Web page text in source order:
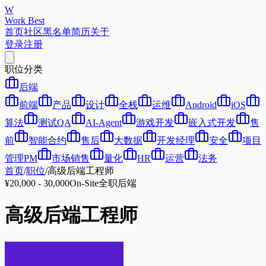
W
Work Best
首页社区黑名单简历关于
登录注册
职位分类
后端
前端
产品 设计 全栈 运维 Android
iOS
算法
测试QA AI-Agent 游戏开发 嵌入式开发
售
前
智能合约 售后 大数据 开发经理 安全
项目
管理PM
市场销售 量化 HR 运营
法务
首页/职位/高级后端工程师
¥20,000 - 30,000On-Site全职后端
高级后端工程师